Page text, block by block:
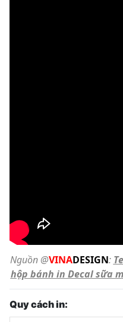
Nguồn @VINADESIGN:
hộp bánh in Decal sữa
Quy cách in: